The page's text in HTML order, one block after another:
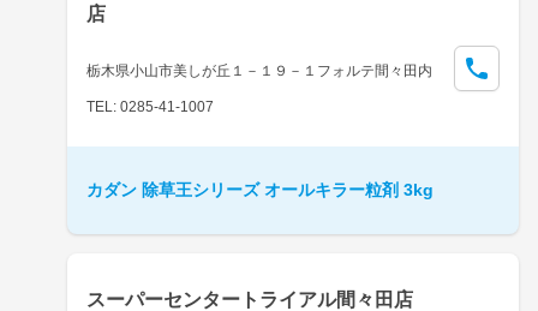
店
栃木県小山市美しが丘１－１９－１フォルテ間々田内
TEL: 0285-41-1007
カダン 除草王シリーズ オールキラー粒剤 3kg
スーパーセンタートライアル間々田店